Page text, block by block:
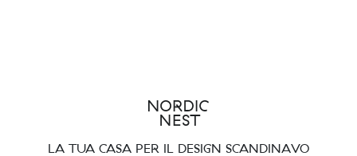
LA TUA CASA PER IL DESIGN SCANDINAVO